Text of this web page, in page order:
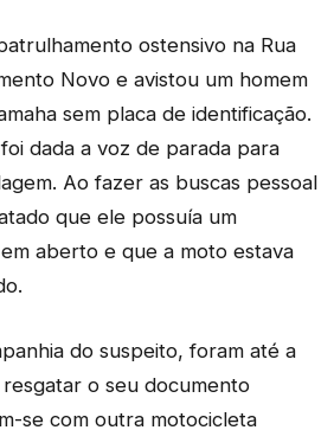
ostensivo na Rua
Novo e avistou um homem
sem placa de identificação.
dada a voz de parada para
Ao fazer as buscas pessoal
que ele possuía um
aberto e que a moto estava
do suspeito, foram até a
o seu documento
se com outra motocicleta